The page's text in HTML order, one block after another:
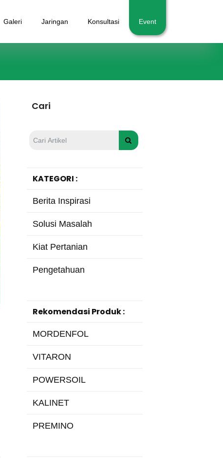
Galeri Jaringan Konsultasi Event
Cari
KATEGORI :
Berita Inspirasi
Solusi Masalah
Kiat Pertanian
Pengetahuan
Rekomendasi Produk :
MORDENFOL
VITARON
POWERSOIL
KALINET
PREMINO